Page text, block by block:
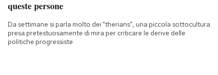
queste persone
Da settimane si parla molto dei "therians", una piccola sottocultura
presa pretestuosamente di mira per criticare le derive delle
politiche progressiste